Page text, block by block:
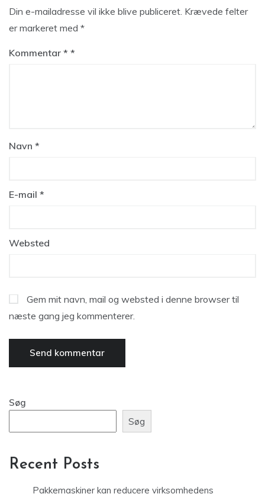
Din e-mailadresse vil ikke blive publiceret. Krævede felter
er markeret med *
Kommentar *
Navn *
E-mail *
Websted
Gem mit navn, mail og websted i denne browser til
næste gang jeg kommenterer.
Søg
Søg
Recent Posts
Pakkemaskiner kan reducere virksomhedens